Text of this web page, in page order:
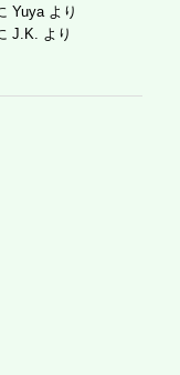
Yuyaより
J.K. より